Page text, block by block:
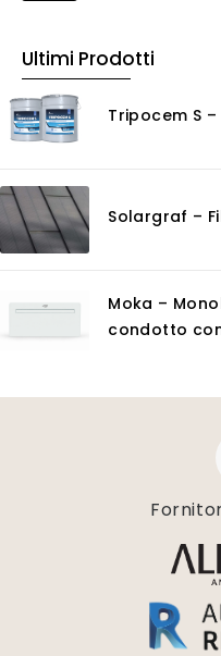
Ultimi Prodotti
Tripocem S
Solargraf –
Moka –
condotto